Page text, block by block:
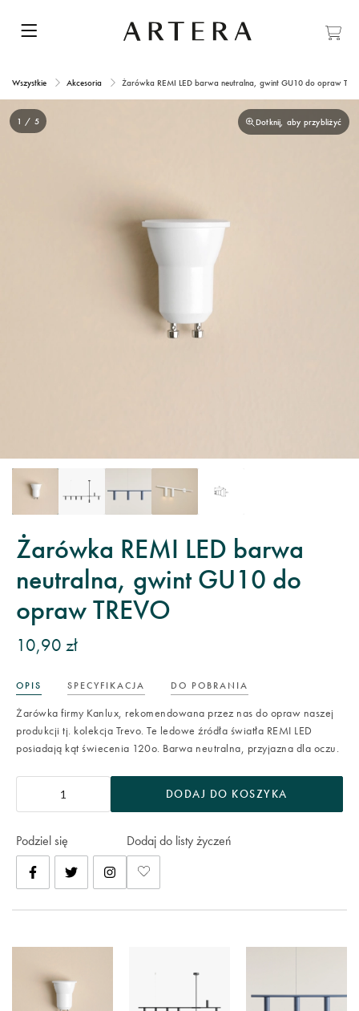
Wszystkie Akcesoria Żarówka REMI LED barwa neutralna, gwint GU10 do opraw
Dotknij, aby przybliżyć
1 / 5
Żarówka REMI LED barwa
neutralna, gwint GU10 do
opraw TREVO
10,90 zł
OPIS SPECYFIKACJA DO POBRANIA
Żarówka firmy Kanlux, rekomendowana przez nas do opraw naszej
produkcji tj. kolekcja Trevo. Te ledowe źródła światła REMI LED
posiadają kąt świecenia 120o. Barwa neutralna, przyjazna dla oczu.
DODAJ DO KOSZYKA
Podziel się Dodaj do listy życzeń